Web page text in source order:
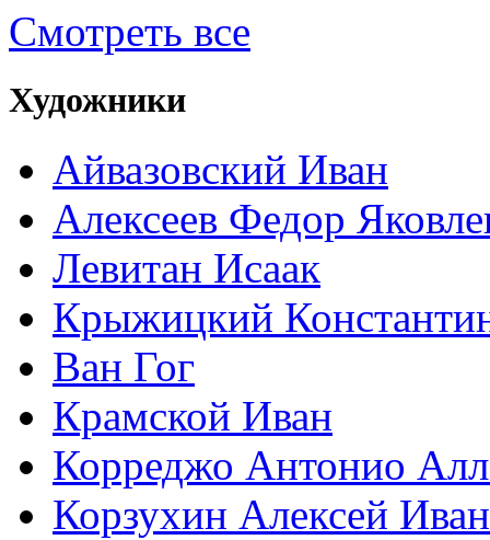
Смотреть все
Художники
Айвазовский Иван
Алексеев Федор
Левитан Исаак
Крыжицкий
Ван Гог
Крамской Иван
Корреджо Антонио
Корзухин Алексей